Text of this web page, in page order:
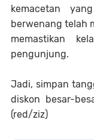
kemacetan
berwenang telah
memastikan
pengunjung.
Jadi, simpan
diskon besar-
(red/ziz)